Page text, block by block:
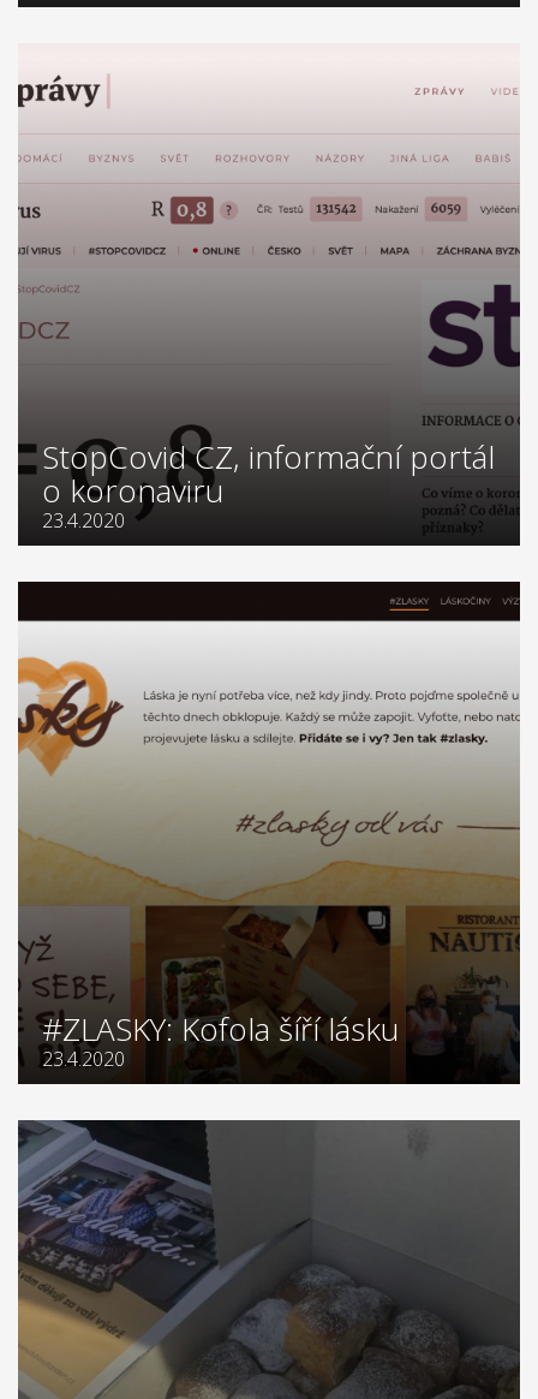
StopCovid CZ, informační portál
o koronaviru
23.4.2020
#ZLASKY: Kofola šíří lásku
23.4.2020